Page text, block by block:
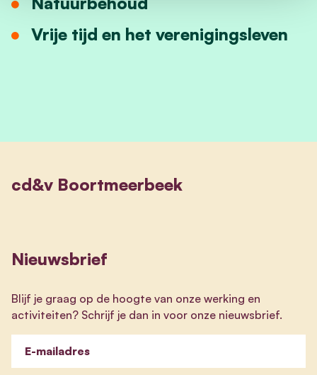
Vrije tijd en het verenigingsleven
cd&v Boortmeerbeek
Nieuwsbrief
Blijf je graag op de hoogte van onze werking en
activiteiten? Schrijf je dan in voor onze nieuwsbrief.
E-mailadres